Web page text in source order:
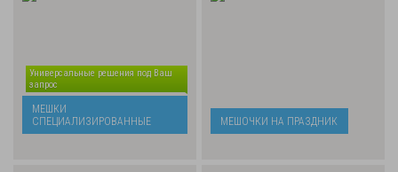
Универсальные решения под Ваш
запрос
МЕШКИ
СПЕЦИАЛИЗИРОВАННЫЕ
МЕШОЧКИ НА ПРАЗДНИК